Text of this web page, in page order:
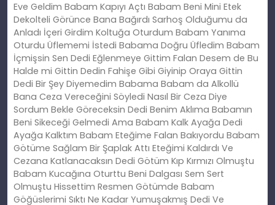
Eve Geldim Babam Kapıyı Açtı Babam Beni Mini Etek
Dekolteli Görünce Bana Bağırdı Sarhoş Olduğumu da
Anladı İçeri Girdim Koltuğa Oturdum Babam Yanıma
Oturdu Üflememi İstedi Babama Doğru Üfledim Babam
İçmişsin Sen Dedi Eğlenmeye Gittim Falan Desem de Bu
Halde mi Gittin Dedin Fahişe Gibi Giyinip Oraya Gittin
Dedi Bir Şey Diyemedim Babama Babam da Alkollü
Bana Ceza Vereceğini Söyledi Nasıl Bir Ceza Diye
Sordum Bekle Göreceksin Dedi Benim Aklıma Babamın
Beni Sikeceği Gelmedi Ama Babam Kalk Ayağa Dedi
Ayağa Kalktım Babam Eteğime Falan Bakıyordu Babam
Götüme Sağlam Bir Şaplak Attı Eteğimi Kaldırdı Ve
Cezana Katlanacaksın Dedi Götüm Kıp Kırmızı Olmuştu
Babam Kucağına Oturttu Beni Dalgası Sem Sert
Olmuştu Hissettim Resmen Götümde Babam
Göğüslerimi Sıktı Ne Kadar Yumuşakmış Dedi Ve